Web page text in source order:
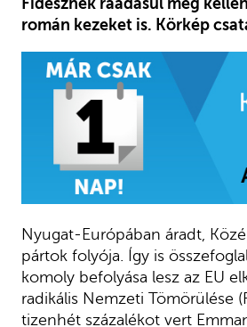
Fidesznek ráadásul meg
román kezeket is. Körkép
Nyugat-Európában áradt,
pártok folyója. Így is
komoly befolyása lesz az EU
radikális Nemzeti Tömörülése
tizenhét százalékot vert